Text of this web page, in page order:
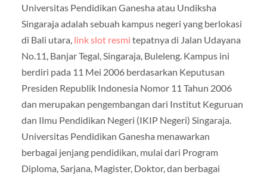
Universitas Pendidikan Ganesha atau Undiksha
Singaraja adalah sebuah kampus negeri yang berlokasi
di Bali utara, link slot resmi tepatnya di Jalan Udayana
No.11, Banjar Tegal, Singaraja, Buleleng. Kampus ini
berdiri pada 11 Mei 2006 berdasarkan Keputusan
Presiden Republik Indonesia Nomor 11 Tahun 2006
dan merupakan pengembangan dari Institut Keguruan
dan Ilmu Pendidikan Negeri (IKIP Negeri) Singaraja.
Universitas Pendidikan Ganesha menawarkan
berbagai jenjang pendidikan, mulai dari Program
Diploma, Sarjana, Magister, Doktor, dan berbagai